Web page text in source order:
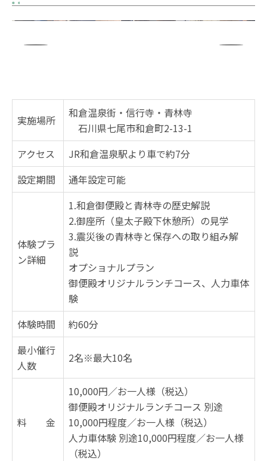
実施場所
和倉温泉街・信行寺・青林寺
石川県七尾市和倉町2-13-1
アクセス
JR和倉温泉駅より車で約7分
設定期間
通年設定可能
体験プラ
ン詳細
1.和倉御便殿と青林寺の歴史解説
2.御座所（皇太子殿下休憩所）の見学
3.震災後の青林寺と保存への取り組み解
説
オプショナルプラン
御便殿オリジナルランチコース、人力車体
験
体験時間
約60分
最小催行
人数
2名※最大10名
料 金
10,000円／お一人様（税込）
御便殿オリジナルランチコース 別途
10,000円程度／お一人様（税込）
人力車体験 別途10,000円程度／お一人様
（税込）